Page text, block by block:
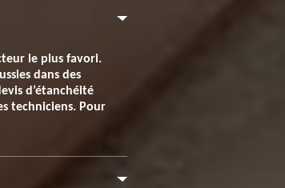
le plus favori.
dans des
d’étanchéité
techniciens. Pour